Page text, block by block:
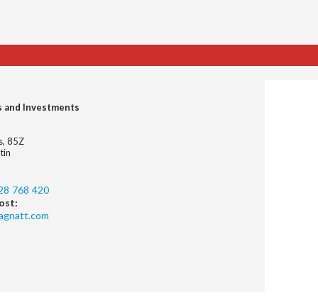
and Investments
85Z
768 420